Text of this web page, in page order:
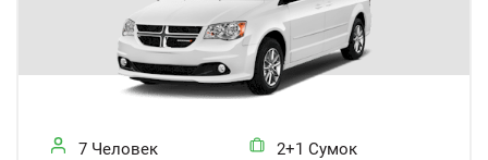
7 Человек 2+1 Сумок